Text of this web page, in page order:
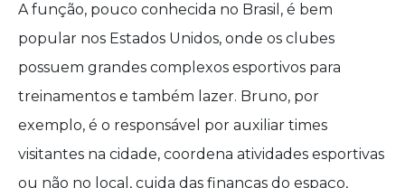
A função, pouco conhecida no Brasil, é bem
popular nos Estados Unidos, onde os clubes
possuem grandes complexos esportivos para
treinamentos e também lazer. Bruno, por
exemplo, é o responsável por auxiliar times
visitantes na cidade, coordena atividades esportivas
ou não no local, cuida das finanças do espaço,